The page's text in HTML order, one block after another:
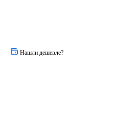
Нашли дешевле?